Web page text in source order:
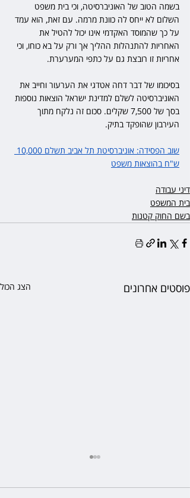
בשמה הטוב של האוניברסיטה, וכי בית משפט
השלום לא ייחס לה כוונת מרמה. עם זאת, הוא עמד
על כך שהמוסד האקדמי אינו יכול להטיל את
האחריות להתנהלות ההליך אך ורק על בא כוחו, וכי
אחריות זו רובצת גם על כתפי המערערת.
בסיכומו של דבר דחה אטדגי את הערעור וחייב את
האוניברסיטה לשלם למדינת ישראל הוצאות נוספות
בסך של 7,500 שקלים. סכום זה נלקח מתוך
העירבון שהופקד בתיק.
ש"ח בהוצאות משפט
דיני עבודה
בית המשפט
בשם החוק קטנות
פוסטים אחרונים הצג הכול